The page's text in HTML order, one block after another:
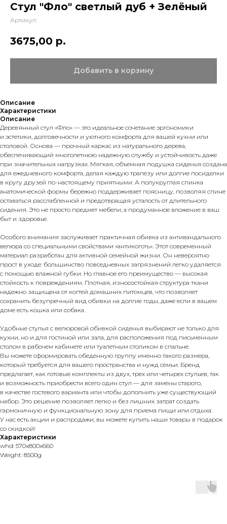
Стул "Фло" светлый дуб + Зелёный
Артикул:
3675,00 р.
Добавить в корзину
Описание
Характеристики
Описание
Деревянный стул «Фло» — это идеальное сочетание эргономики
и эстетики, долговечности и уютного комфорта для вашей кухни или
столовой. Основа — прочный каркас из натурального дерева,
обеспечивающий многолетнюю надежную службу и устойчивость даже
при значительных нагрузках. Мягкая, объемная подушка сиденья создана
для ежедневного комфорта, делая каждую трапезу или долгие посиделки
в кругу друзей по-настоящему приятными. А полукруглая спинка
анатомической формы бережно поддерживает поясницу, позволяя спине
оставаться расслабленной и предотвращая усталость от длительного
сидения. Это не просто предмет мебели, а продуманное вложение в ваш
быт и здоровье.
Особого внимания заслуживает практичная обивка из антивандального
велюра со специальными свойствами «антикоготь». Этот современный
материал разработан для активной семейной жизни. Он невероятно
прост в уходе: большинство повседневных загрязнений легко удаляется
с помощью влажной губки. Но главное его преимущество — высокая
стойкость к повреждениям. Плотная, износостойкая структура ткани
надежно защищена от когтей домашних питомцев, что позволяет
сохранить безупречный вид обивки на долгие годы, даже если в вашем
доме есть кошка или собака.
Удобные стулья с велюровой обивкой сиденья выбирают не только для
кухни, но и для гостиной или зала, для расположения под письменным
столом в рабочем кабинете или туалетным столиком в спальне.
Вы можете сформировать обеденную группу именно такого размера,
который требуется для вашего пространства и нужд семьи. Бренд
предлагает, как готовые комплекты из двух, трех или четырех стульев, так
и возможность приобрести всего один стул — для замены старого,
в качестве гостевого варианта или чтобы дополнить уже существующий
набор. Это решение позволяет легко и без лишних затрат создать
гармоничную и функциональную зону для приема пищи или отдыха.
У нас есть акции и распродажи, вы можете купить наши товары в подарок
со скидкой!
Характеристики
whd: 570x800x660
Weight: 8500g